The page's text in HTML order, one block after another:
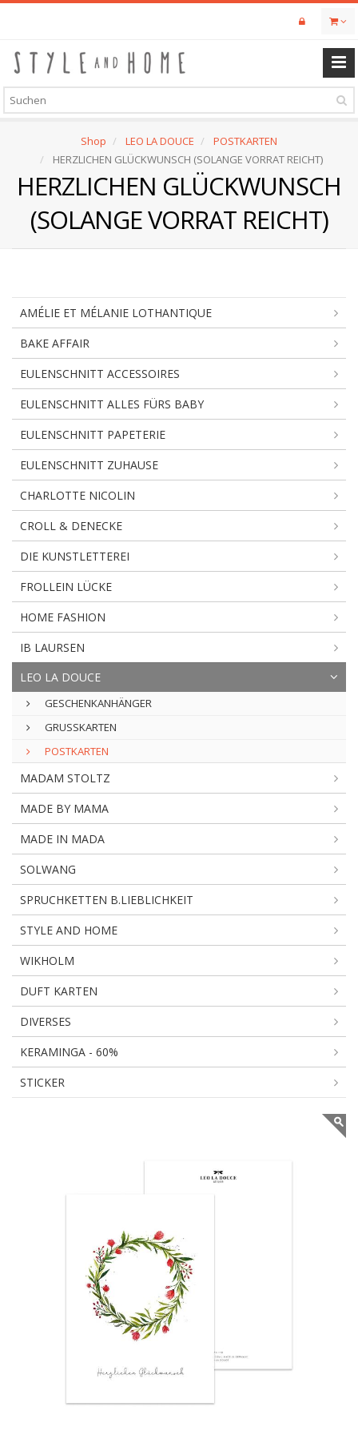
Skip
content
Shop LEO LA DOUCE
POSTKARTEN
HERZLICHEN GLÜCKWUNSCH (SOLANGE VORRAT REICHT)
HERZLICHEN GLÜCKWUNSCH
(SOLANGE VORRAT REICHT)
AMÉLIE ET MÉLANIE LOTHANTIQUE
BAKE AFFAIR
EULENSCHNITT ACCESSOIRES
EULENSCHNITT ALLES FÜRS BABY
EULENSCHNITT PAPETERIE
EULENSCHNITT ZUHAUSE
CHARLOTTE NICOLIN
CROLL & DENECKE
DIE KUNSTLETTEREI
FROLLEIN LÜCKE
HOME FASHION
IB LAURSEN
LEO LA DOUCE
GESCHENKANHÄNGER
GRUSSKARTEN
POSTKARTEN
MADAM STOLTZ
MADE BY MAMA
MADE IN MADA
SOLWANG
SPRUCHKETTEN B.LIEBLICHKEIT
STYLE AND HOME
WIKHOLM
DUFT KARTEN
DIVERSES
KERAMINGA - 60%
STICKER